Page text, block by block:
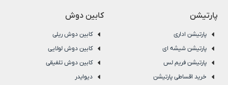
پارتیشن
پارتیشن اداری
پارتیشن شیشه ای
پارتیشن فریم لس
خرید اقساطی پارتیشن
کابین دوش
کابین دوش ریلی
کابین دوش لولایی
کابین دوش تلفیقی
دیوایدر